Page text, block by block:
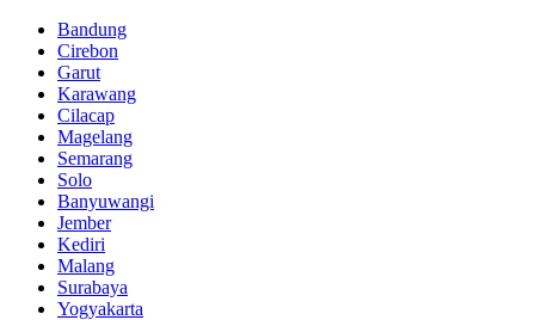
Bandung
Cirebon
Garut
Karawang
Cilacap
Magelang
Semarang
Solo
Banyuwangi
Jember
Kediri
Malang
Surabaya
Yogyakarta